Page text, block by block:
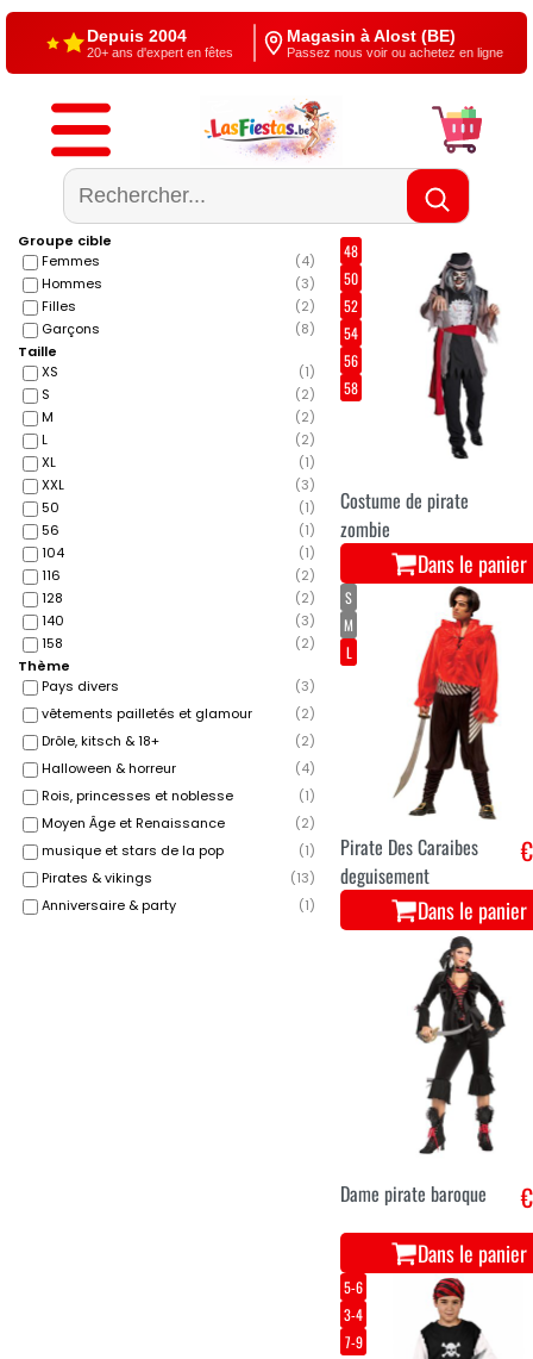
Depuis 2004
20+ ans d'expert en fêtes
Magasin à Alost (BE)
Passez nous voir ou achetez en ligne
À partir de €60 4,5/5 — Google
Groupe cible
Femmes
(4)
Hommes
(3)
Filles
(2)
Garçons
(8)
Taille
XS
(1)
S
(2)
M
(2)
L
(2)
XL
(1)
XXL
(3)
50
(1)
56
(1)
104
(1)
116
(2)
128
(2)
140
(3)
158
(2)
Thème
Pays divers
(3)
vêtements pailletés et glamour
(2)
Drôle, kitsch & 18+
(2)
Halloween & horreur
(4)
Rois, princesses et noblesse
(1)
Moyen Âge et Renaissance
(2)
musique et stars de la pop
(1)
Pirates & vikings
(13)
Anniversaire & party
(1)
48
50
52
54
56
58
Costume de pirate
zombie
Dans le panier
S
M
L
Pirate Des Caraibes
deguisement
Dans le panier
Dame pirate baroque
Dans le panier
5-6
3-4
7-9